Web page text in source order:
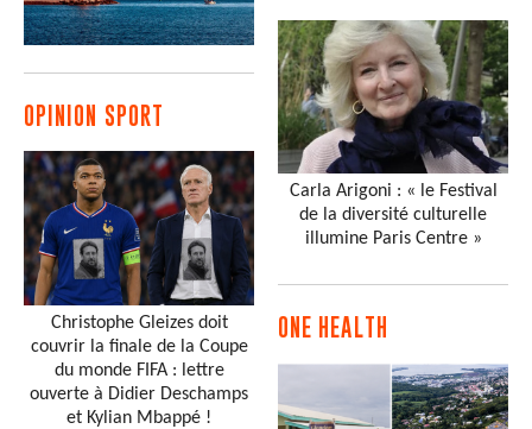
OPINION SPORT
Christophe Gleizes doit
couvrir la finale de la Coupe
du monde FIFA : lettre
ouverte à Didier Deschamps
et Kylian Mbappé !
Carla Arigoni : « le Festival
de la diversité culturelle
illumine Paris Centre »
ONE HEALTH